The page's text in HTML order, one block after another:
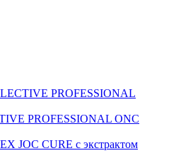
PROFESSIONAL
PROFESSIONAL ONC
JOC CURE c экстрактом